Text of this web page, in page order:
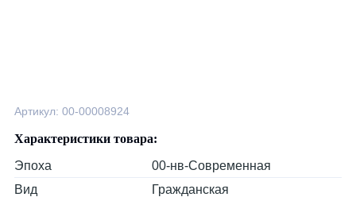
Артикул: 00-00008924
Характеристики товара:
Эпоха
00-нв-Современная
Вид
Гражданская